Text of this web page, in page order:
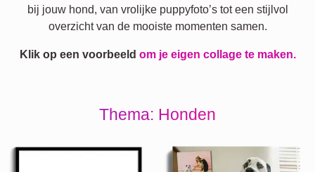
bij jouw hond, van vrolijke puppyfoto’s tot een stijlvol
overzicht van de mooiste momenten samen.
Klik op een voorbeeld om je eigen collage te maken.
Thema: Honden